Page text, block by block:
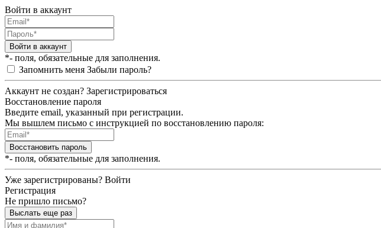
Войти в аккаунт
Войти в аккаунт
*- поля, обязательные для заполнения.
Запомнить меня Забыли пароль?
Аккаунт не создан? Зарегистрироваться
Восстановление пароля
Введите email, указанный при регистрации.
Мы вышлем письмо с инструкцией по восстановлению пароля:
Восстановить пароль
*- поля, обязательные для заполнения.
Уже зарегистрированы? Войти
Регистрация
Не пришло письмо?
Выслать еще раз